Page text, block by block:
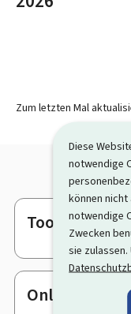
Diese
notwendige
können
notwendige
Zwecken
sie zulassen.
Zum letzten Mal
Footer
Tools
Online-